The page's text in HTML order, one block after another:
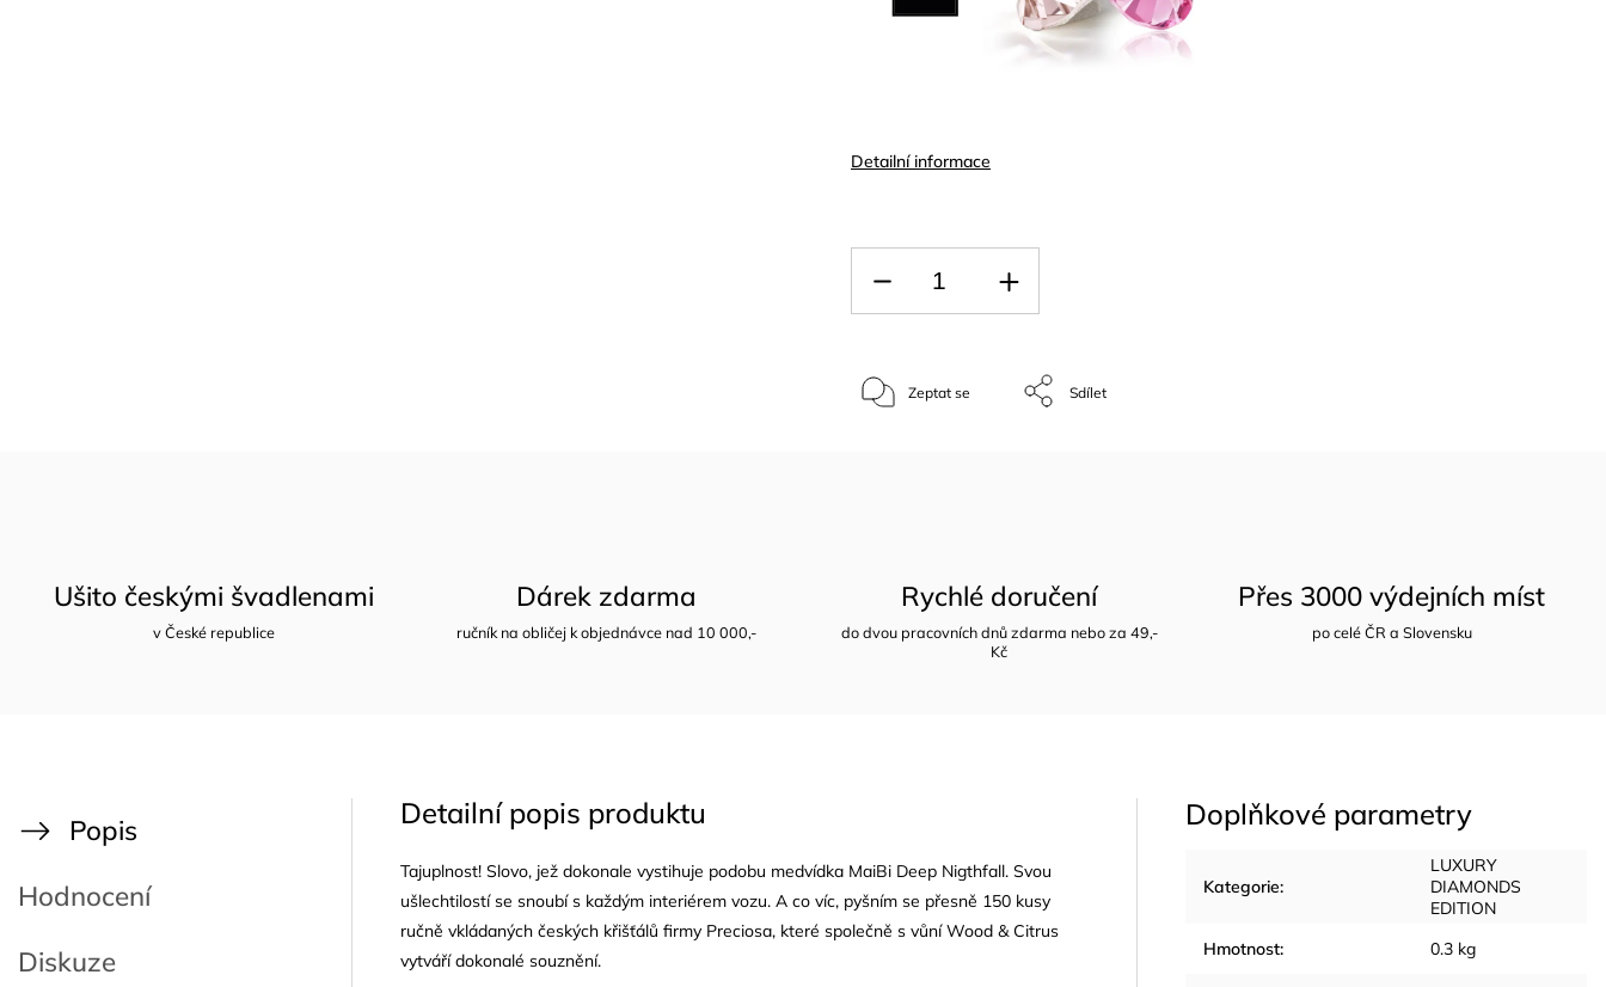
Detailní informace
Zeptat se Sdílet
Ušito českými švadlenami
v České republice
Dárek zdarma
ručník na obličej k objednávce nad 10 000,-
Rychlé doručení
do dvou pracovních dnů zdarma nebo za 49,-
Kč
Přes 3000 výdejních míst
po celé ČR a Slovensku
Popis
Hodnocení
Diskuze
Detailní popis produktu
Tajuplnost! Slovo, jež dokonale vystihuje podobu medvídka MaiBi Deep Nigthfall. Svou
ušlechtilostí se snoubí s každým interiérem vozu. A co víc, pyšním se přesně 150 kusy
ručně vkládaných českých křišťálů firmy Preciosa, které společně s vůní Wood & Citrus
vytváří dokonalé souznění.
Doplňkové parametry
Kategorie:
LUXURY
DIAMONDS
EDITION
Hmotnost: 0.3 kg